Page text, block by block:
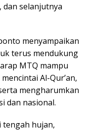
dan selanjutnya
menyampaikan
terus mendukung
MTQ mampu
Al-Qur’an,
mengharumkan
dan nasional.
tengah hujan,